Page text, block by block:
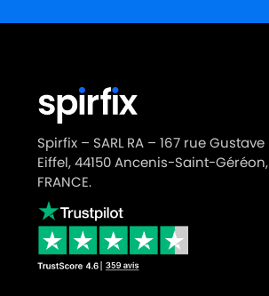
Spirfix – SARL RA – 167 rue Gustave
Eiffel, 44150 Ancenis-Saint-Géréon,
FRANCE.